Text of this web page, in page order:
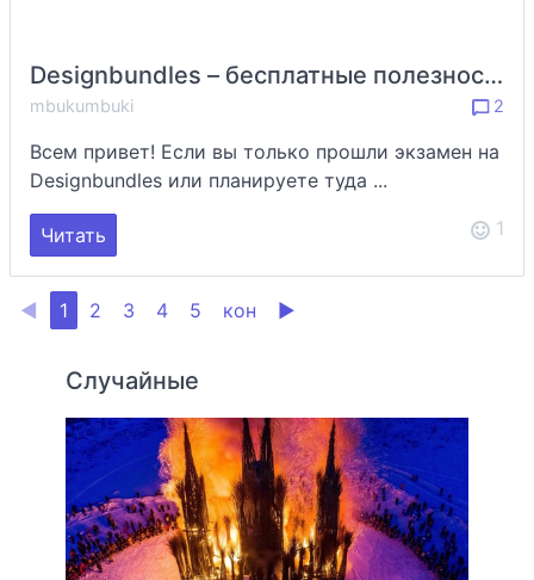
Designbundles – бесплатные полезности для новичков и тех, кто только подумывает продавать на этом маркетплейсе
mbukumbuki 2
Всем привет! Если вы только прошли экзамен на
Designbundles или планируете туда ...
Читать 1
◀ 1 2 3 4 5 кон ▶
Случайные